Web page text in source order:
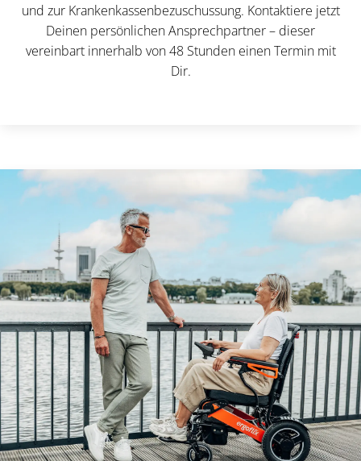
und zur Krankenkassenbezuschussung. Kontaktiere jetzt
Deinen persönlichen Ansprechpartner – dieser
vereinbart innerhalb von 48 Stunden einen Termin mit
Dir.